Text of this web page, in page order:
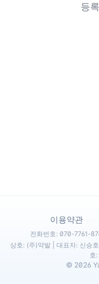
등
이용약관
전화번호: 070-7761-
상호: (주)약발 | 대표자: 신승
호
© 2026